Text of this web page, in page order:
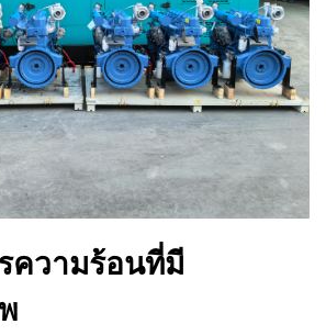
ความร้อนที่มี